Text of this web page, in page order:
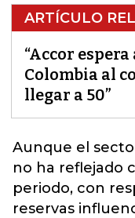
ARTÍCULO
“Accor
Colombia al
llegar a 50”
Aunque el
no ha reflejado
periodo, con
reservas